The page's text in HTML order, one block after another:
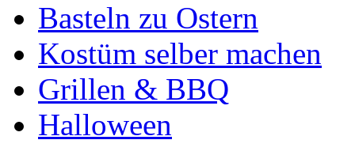
Basteln zu Ostern
Kostüm selber machen
Grillen & BBQ
Halloween